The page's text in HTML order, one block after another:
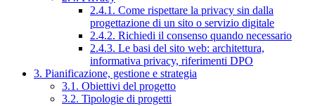
2.4.1. Come rispettare la privacy sin dalla
progettazione di un sito o servizio digitale
2.4.2. Richiedi il consenso quando necessario
2.4.3. Le basi del sito web: architettura,
informativa privacy, riferimenti DPO
3. Pianificazione, gestione e strategia
3.1. Obiettivi del progetto
3.2. Tipologie di progetti